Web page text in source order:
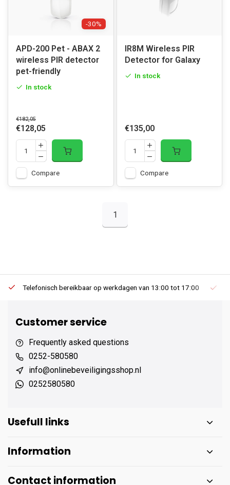
-30%
APD-200 Pet - ABAX 2
wireless PIR detector
pet-friendly
In stock
€182,05
€128,05
Compare
IR8M Wireless PIR
Detector for Galaxy
In stock
€135,00
Compare
1
Telefonisch bereikbaar op werkdagen van 13:00 tot 17:00
Customer service
Frequently asked questions
0252-580580
info@onlinebeveiligingsshop.nl
0252580580
Usefull links
Information
Contact information